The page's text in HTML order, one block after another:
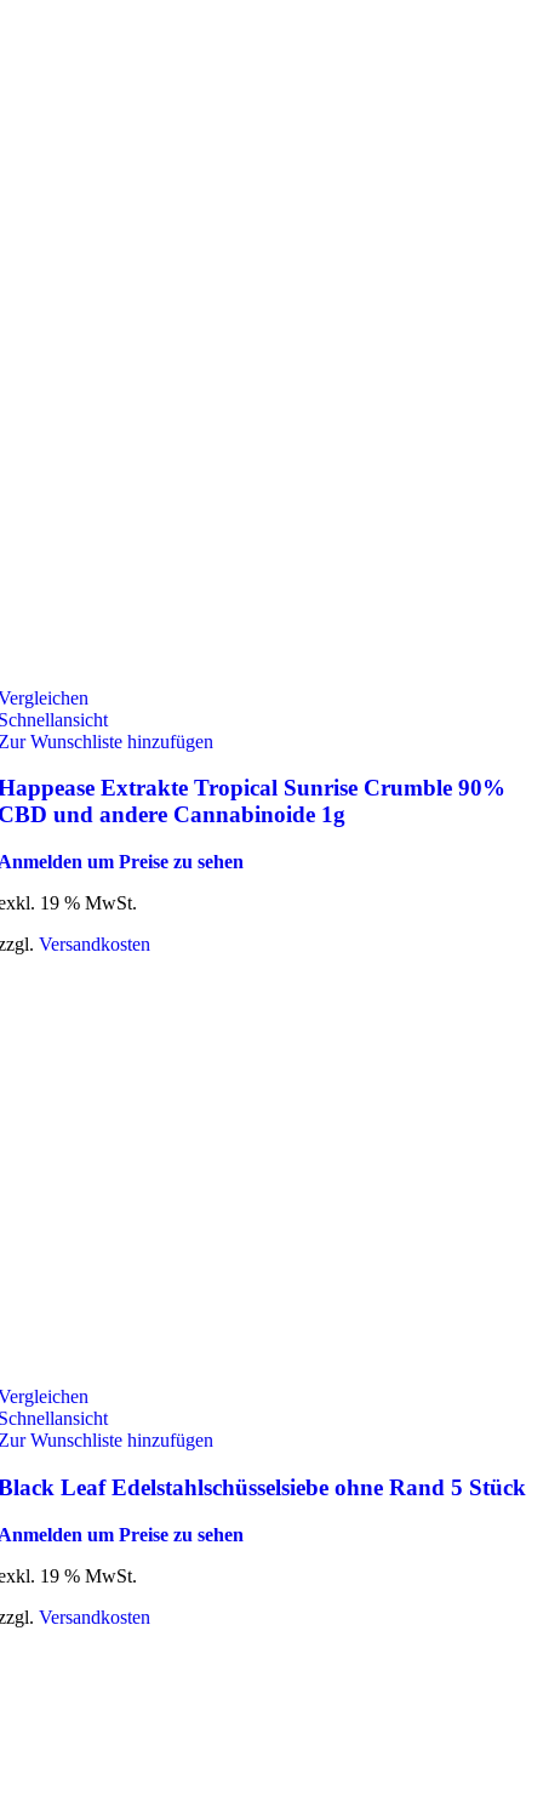
Wunschliste hinzufügen
Extrakte Tropical Sunrise Crumble 90%
und andere Cannabinoide 1g
um Preise zu sehen
19 % MwSt.
Versandkosten
Wunschliste hinzufügen
Leaf Edelstahlschüsselsiebe ohne Rand 5 Stück
um Preise zu sehen
19 % MwSt.
Versandkosten